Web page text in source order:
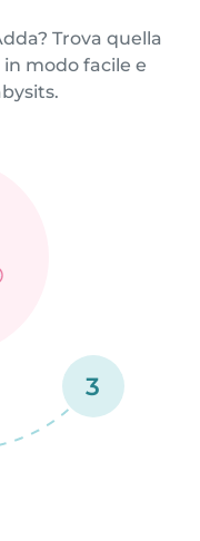
Trova quella
modo facile e
3